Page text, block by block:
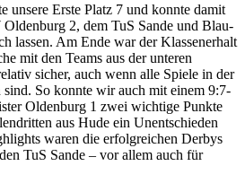
unsere Erste Platz 7 und konnte damit
2, dem TuS Sande und Blau-
lassen. Am Ende war der Klassenerhalt
mit den Teams aus der unteren
sicher, auch wenn alle Spiele in der
sind. So konnte wir auch mit einem 9:7-
Oldenburg 1 zwei wichtige Punkte
aus Hude ein Unentschieden
waren die erfolgreichen Derbys
TuS Sande – vor allem auch für